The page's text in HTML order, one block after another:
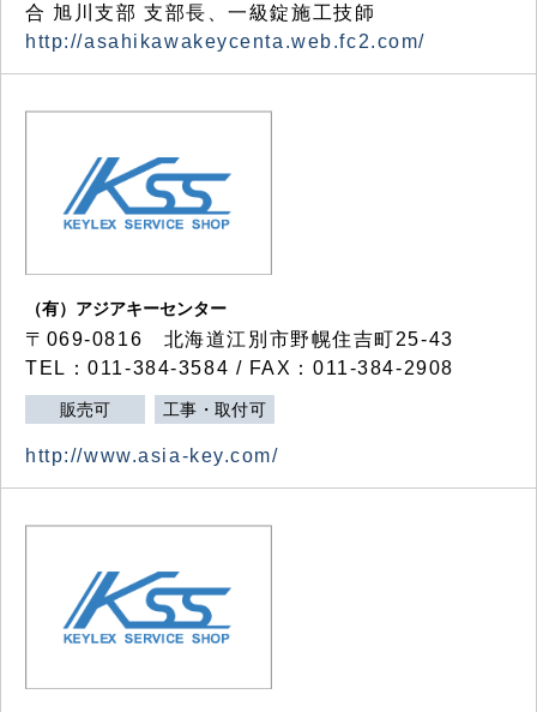
合 旭川支部 支部長、一級錠施工技師
http://asahikawakeycenta.web.fc2.com/
（有）アジアキーセンター
〒069-0816 北海道江別市野幌住吉町25-43
TEL：011-384-3584 / FAX：011-384-2908
販売可 工事・取付可
http://www.asia-key.com/